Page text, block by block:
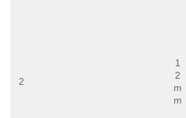
2
1
2
m
m